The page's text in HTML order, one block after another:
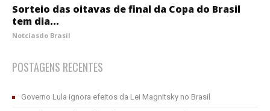
Sorteio das oitavas de final da Copa do Brasil
tem dia...
Notciasdo Brasil
POSTAGENS RECENTES
Governo Lula ignora efeitos da Lei Magnitsky no Brasil